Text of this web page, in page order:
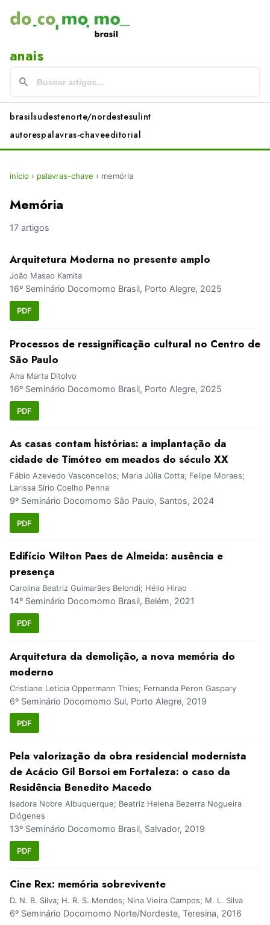
anais
brasilsudestenorte/nordestesulint
autorespalavras-chaveeditorial
início › palavras-chave › memória
Memória
17 artigos
Arquitetura Moderna no presente amplo
João Masao Kamita
16º Seminário Docomomo Brasil, Porto Alegre, 2025
PDF
Processos de ressignificação cultural no Centro de
São Paulo
Ana Marta Ditolvo
16º Seminário Docomomo Brasil, Porto Alegre, 2025
PDF
As casas contam histórias: a implantação da
cidade de Timóteo em meados do século XX
Fábio Azevedo Vasconcellos; Maria Júlia Cotta; Felipe Moraes;
Larissa Sírio Coelho Penna
9º Seminário Docomomo São Paulo, Santos, 2024
PDF
Edifício Wilton Paes de Almeida: ausência e
presença
Carolina Beatriz Guimarães Belondi; Hélio Hirao
14º Seminário Docomomo Brasil, Belém, 2021
PDF
Arquitetura da demolição, a nova memória do
moderno
Cristiane Leticia Oppermann Thies; Fernanda Peron Gaspary
6º Seminário Docomomo Sul, Porto Alegre, 2019
PDF
Pela valorização da obra residencial modernista
de Acácio Gil Borsoi em Fortaleza: o caso da
Residência Benedito Macedo
Isadora Nobre Albuquerque; Beatriz Helena Bezerra Nogueira
Diógenes
13º Seminário Docomomo Brasil, Salvador, 2019
PDF
Cine Rex: memória sobrevivente
D. N. B. Silva; H. R. S. Mendes; Nina Vieira Campos; M. L. Silva
6º Seminário Docomomo Norte/Nordeste, Teresina, 2016